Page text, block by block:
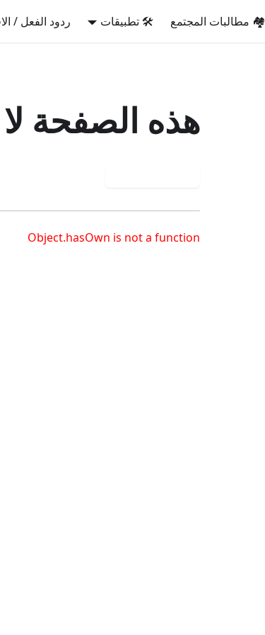
🏘️ مطالبات المجتمع 🛠️ تطبيقات ردود الفعل /
هذه الصفحة
Object.hasOwn is not a function